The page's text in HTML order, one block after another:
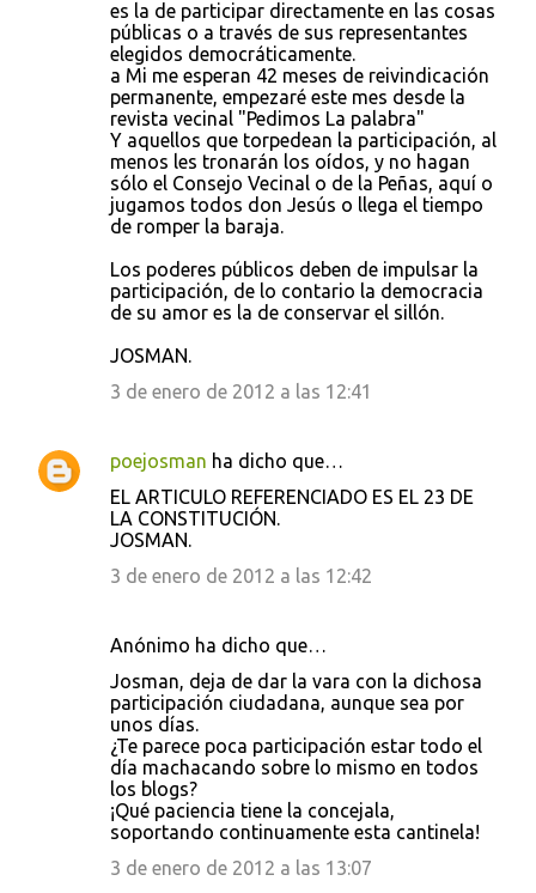
es la de participar directamente en las cosas
públicas o a través de sus representantes
elegidos democráticamente.
a Mi me esperan 42 meses de reivindicación
permanente, empezaré este mes desde la
revista vecinal "Pedimos La palabra"
Y aquellos que torpedean la participación, al
menos les tronarán los oídos, y no hagan
sólo el Consejo Vecinal o de la Peñas, aquí o
jugamos todos don Jesús o llega el tiempo
de romper la baraja.
Los poderes públicos deben de impulsar la
participación, de lo contario la democracia
de su amor es la de conservar el sillón.
JOSMAN.
3 de enero de 2012 a las 12:41
poejosman ha dicho que…
EL ARTICULO REFERENCIADO ES EL 23 DE
LA CONSTITUCIÓN.
JOSMAN.
3 de enero de 2012 a las 12:42
Anónimo ha dicho que…
Josman, deja de dar la vara con la dichosa
participación ciudadana, aunque sea por
unos días.
¿Te parece poca participación estar todo el
día machacando sobre lo mismo en todos
los blogs?
¡Qué paciencia tiene la concejala,
soportando continuamente esta cantinela!
3 de enero de 2012 a las 13:07